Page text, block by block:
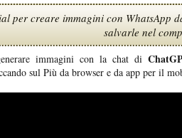
per creare immagini con WhatsApp
salvarle nel
immagini con la chat di
sul Più da browser e da app per il